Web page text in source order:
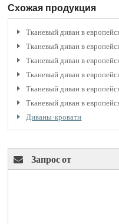
Схожая продукция
Тканевый диван в
Тканевый диван в
Тканевый диван в
Тканевый диван в
Тканевый диван в
Тканевый диван в
Диваны-кровати
Запрос от